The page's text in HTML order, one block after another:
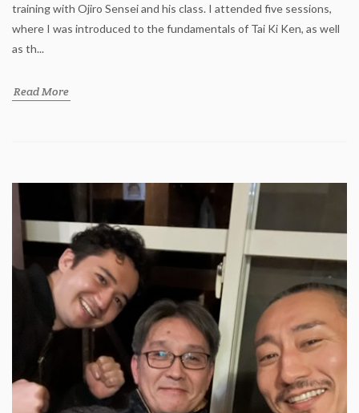
training with Ojiro Sensei and his class. I attended five sessions,
where I was introduced to the fundamentals of Tai Ki Ken, as well
as th...
Read More